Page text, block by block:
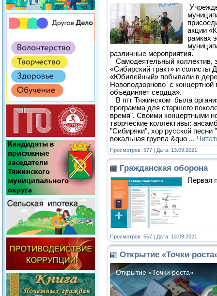
акции
рамках
различные мероприятия.
Самодеятельный коллектив,
«Сибирский тракт» и солисты
«Юбилейный» побывали в
Новоподзорново с концертной
объединяет сердца».
В пгт Тяжинском была
программа для старшего
время". Своими концертными
творческие коллективы:
"Сибиряки", хор русской песни
вокальная группа &quo ...
Просмотров: 577 | Дата: 13.09.2021
Гражданская оборона
Первая
Просмотров: 557 | Дата: 13.09.2021
Открытие «Точки